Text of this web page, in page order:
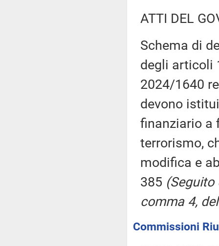
ATTI DEL
Schema di
degli articoli
2024/1640
devono
finanziario a
terrorismo,
modifica e
385 (Seguito
comma 4,
Commissioni